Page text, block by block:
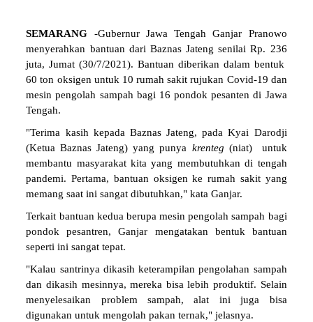
SEMARANG -Gubernur Jawa Tengah Ganjar Pranowo
menyerahkan bantuan dari Baznas Jateng senilai Rp. 236
juta, Jumat (30/7/2021). Bantuan diberikan dalam bentuk
60 ton oksigen untuk 10 rumah sakit rujukan Covid-19 dan
mesin pengolah sampah bagi 16 pondok pesanten di Jawa
Tengah.
"Terima kasih kepada Baznas Jateng, pada Kyai Darodji
(Ketua Baznas Jateng) yang punya krenteg (niat) untuk
membantu masyarakat kita yang membutuhkan di tengah
pandemi. Pertama, bantuan oksigen ke rumah sakit yang
memang saat ini sangat dibutuhkan," kata Ganjar.
Terkait bantuan kedua berupa mesin pengolah sampah bagi
pondok pesantren, Ganjar mengatakan bentuk bantuan
seperti ini sangat tepat.
"Kalau santrinya dikasih keterampilan pengolahan sampah
dan dikasih mesinnya, mereka bisa lebih produktif. Selain
menyelesaikan problem sampah, alat ini juga bisa
digunakan untuk mengolah pakan ternak," jelasnya.